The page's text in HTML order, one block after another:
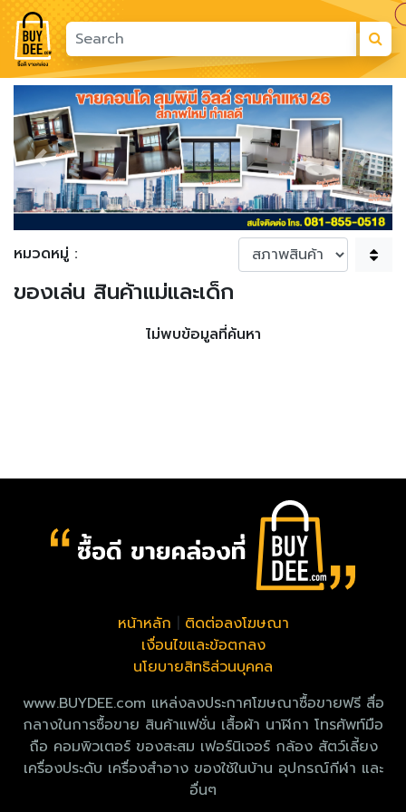
Previous Next
หมวดหมู่ :
ของเล่น สินค้าแม่และเด็ก
ไม่พบข้อมูลที่ค้นหา
หน้าหลัก
ติดต่อลงโฆษณา
เงื่อนไขและข้อตกลง
นโยบายสิทธิส่วนบุคคล
www.BUYDEE.com แหล่งลงประกาศโฆษณาซื้อขายฟรี สื่อ
กลางในการซื้อขาย สินค้าแฟชั่น เสื้อผ้า นาฬิกา โทรศัพท์มือ
ถือ คอมพิวเตอร์ ของสะสม เฟอร์นิเจอร์ กล้อง สัตว์เลี้ยง
เครื่องประดับ เครื่องสำอาง ของใช้ในบ้าน อุปกรณ์กีฬา และ
อื่นๆ